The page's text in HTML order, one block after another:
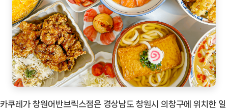
카쿠레가 창원어반브릭스점은 경상남도 창원시 의창구에 위치한 일